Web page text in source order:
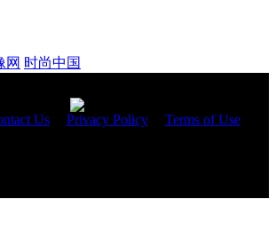
网 时尚中国
Us| Privacy Policy| Terms of Use